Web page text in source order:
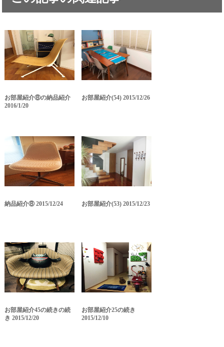
お部屋紹介⑧の納品紹介
2016/1/20
お部屋紹介(54) 2015/12/26
納品紹介⑧ 2015/12/24 お部屋紹介(53) 2015/12/23
お部屋紹介45の続きの続
き 2015/12/20
お部屋紹介25の続き
2015/12/10